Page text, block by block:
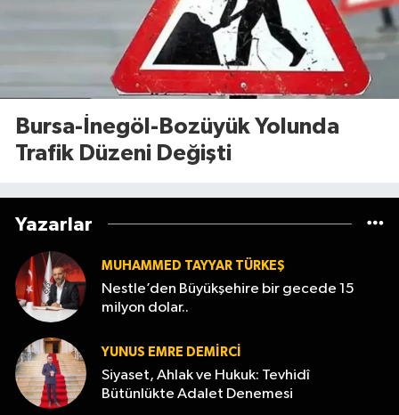
Bursa-İnegöl-Bozüyük Yolunda
Trafik Düzeni Değişti
Yazarlar
MUHAMMED TAYYAR TÜRKEŞ
Nestle’den Büyükşehire bir gecede 15
milyon dolar..
YUNUS EMRE DEMIRCI
Siyaset, Ahlak ve Hukuk: Tevhidî
Bütünlükte Adalet Denemesi